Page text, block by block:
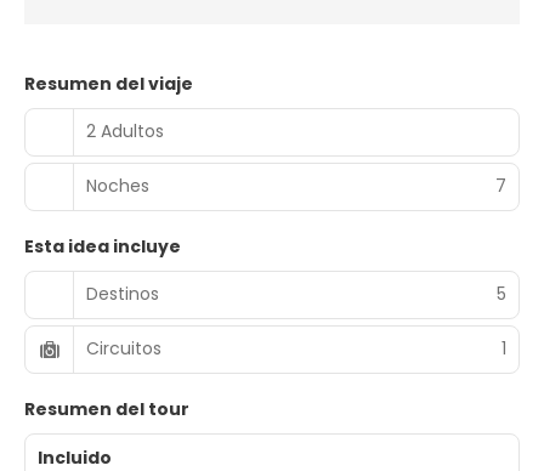
Resumen del viaje
2 Adultos
Noches 7
Esta idea incluye
Destinos
5
Circuitos 1
Resumen del tour
Incluido